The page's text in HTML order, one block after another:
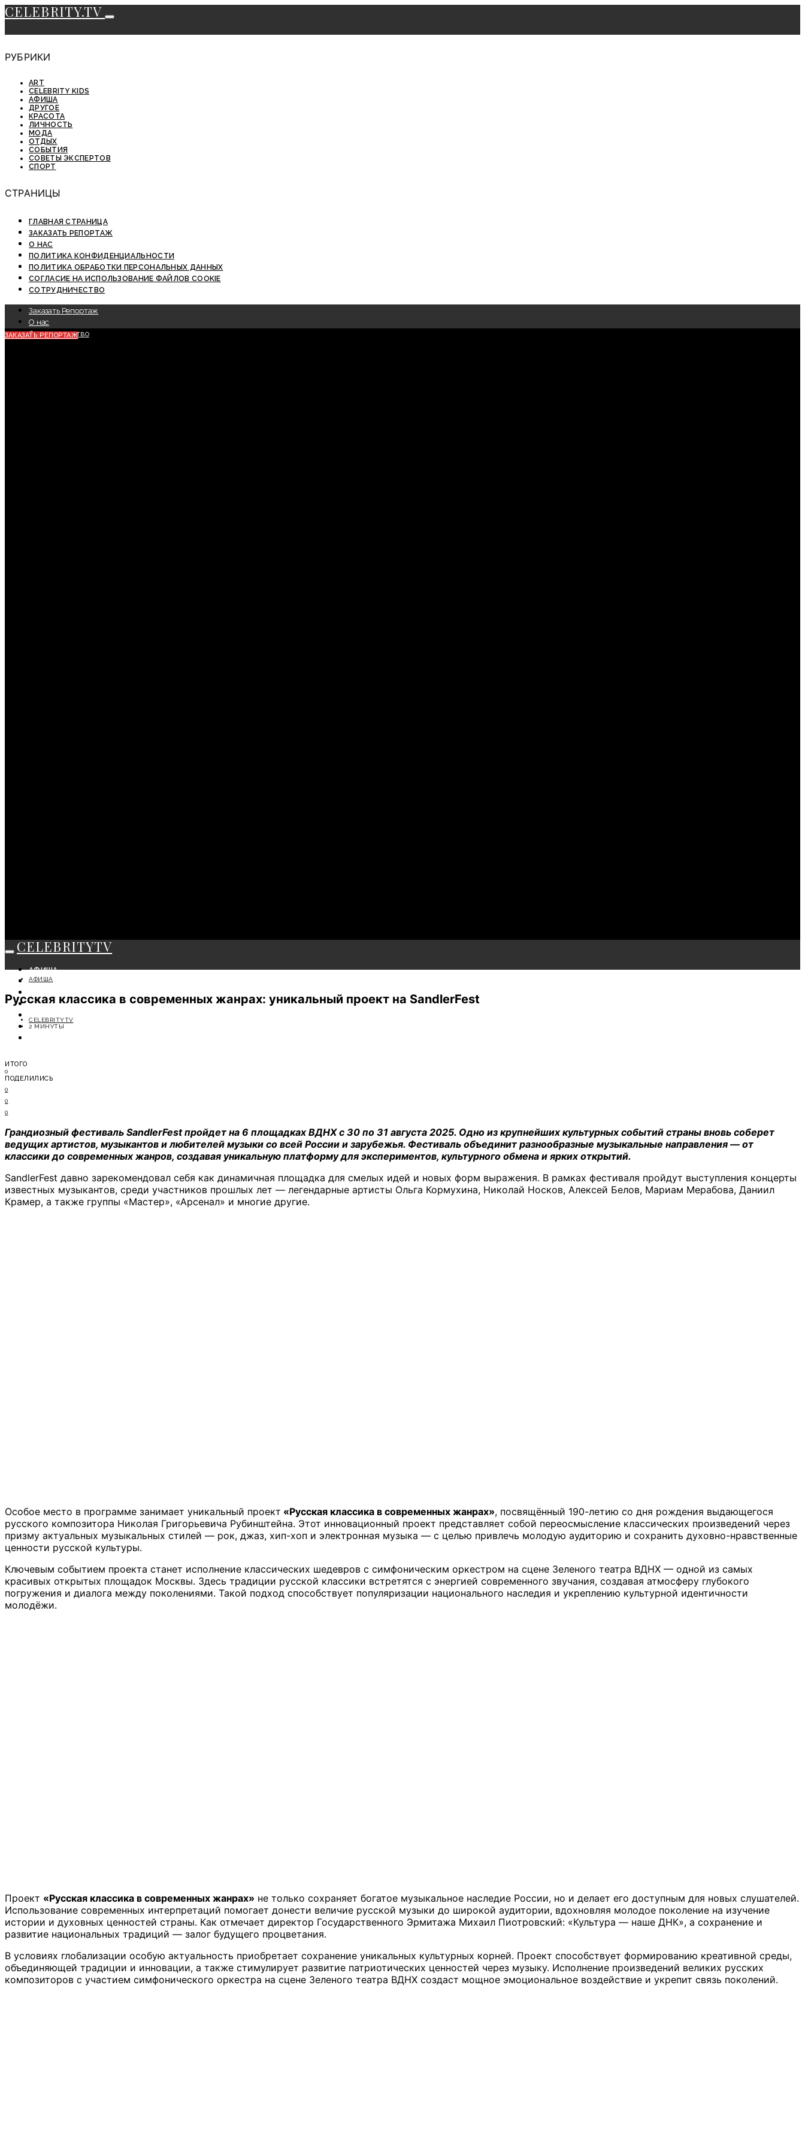
CELEBRITY.TV
РУБРИКИ
ART
CELEBRITY KIDS
АФИША
ДРУГОЕ
КРАСОТА
ЛИЧНОСТЬ
МОДА
ОТДЫХ
СОБЫТИЯ
СОВЕТЫ ЭКСПЕРТОВ
СПОРТ
СТРАНИЦЫ
ГЛАВНАЯ СТРАНИЦА
ЗАКАЗАТЬ РЕПОРТАЖ
О НАС
ПОЛИТИКА КОНФИДЕНЦИАЛЬНОСТИ
ПОЛИТИКА ОБРАБОТКИ ПЕРСОНАЛЬНЫХ ДАННЫХ
СОГЛАСИЕ НА ИСПОЛЬЗОВАНИЕ ФАЙЛОВ COOKIE
СОТРУДНИЧЕСТВО
Заказать Репортаж
О нас
Сотрудничество
ЗАКАЗАТЬ РЕПОРТАЖ
CELEBRITYTV
АФИША
СОБЫТИЯ
МОДА
ЛИЧНОСТЬ
ОТДЫХ
АФИША
Русская классика в современных жанрах: уникальный проект на SandlerFest
CELEBRITYTV
2 МИНУТЫ
ИТОГО
0
ПОДЕЛИЛИСЬ
0
0
0
Грандиозный фестиваль SandlerFest пройдет на 6 площадках ВДНХ с 30 по 31 августа 2025. Одно из крупнейших культурных событий страны вновь соберет
ведущих артистов, музыкантов и любителей музыки со всей России и зарубежья. Фестиваль объединит разнообразные музыкальные направления — от
классики до современных жанров, создавая уникальную платформу для экспериментов, культурного обмена и ярких открытий.
SandlerFest давно зарекомендовал себя как динамичная площадка для смелых идей и новых форм выражения. В рамках фестиваля пройдут выступления концерты
известных музыкантов, среди участников прошлых лет — легендарные артисты Ольга Кормухина, Николай Носков, Алексей Белов, Мариам Мерабова, Даниил
Крамер, а также группы «Мастер», «Арсенал» и многие другие.
Особое место в программе занимает уникальный проект «Русская классика в современных жанрах», посвящённый 190-летию со дня рождения выдающегося
русского композитора Николая Григорьевича Рубинштейна. Этот инновационный проект представляет собой переосмысление классических произведений через
призму актуальных музыкальных стилей — рок, джаз, хип-хоп и электронная музыка — с целью привлечь молодую аудиторию и сохранить духовно-нравственные
ценности русской культуры.
Ключевым событием проекта станет исполнение классических шедевров с симфоническим оркестром на сцене Зеленого театра ВДНХ — одной из самых
красивых открытых площадок Москвы. Здесь традиции русской классики встретятся с энергией современного звучания, создавая атмосферу глубокого
погружения и диалога между поколениями. Такой подход способствует популяризации национального наследия и укреплению культурной идентичности
молодёжи.
Проект «Русская классика в современных жанрах» не только сохраняет богатое музыкальное наследие России, но и делает его доступным для новых слушателей.
Использование современных интерпретаций помогает донести величие русской музыки до широкой аудитории, вдохновляя молодое поколение на изучение
истории и духовных ценностей страны. Как отмечает директор Государственного Эрмитажа Михаил Пиотровский: «Культура — наше ДНК», а сохранение и
развитие национальных традиций — залог будущего процветания.
В условиях глобализации особую актуальность приобретает сохранение уникальных культурных корней. Проект способствует формированию креативной среды,
объединяющей традиции и инновации, а также стимулирует развитие патриотических ценностей через музыку. Исполнение произведений великих русских
композиторов с участием симфонического оркестра на сцене Зеленого театра ВДНХ создаст мощное эмоциональное воздействие и укрепит связь поколений.